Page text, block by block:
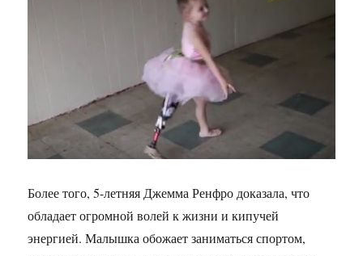
Более того, 5-летняя Джемма Ренфро доказала, что
обладает огромной волей к жизни и кипучей
энергией. Малышка обожает заниматься спортом,